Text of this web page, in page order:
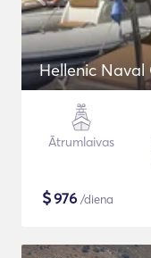
Hellenic Naval
Ātrumlaivas
$976 /diena